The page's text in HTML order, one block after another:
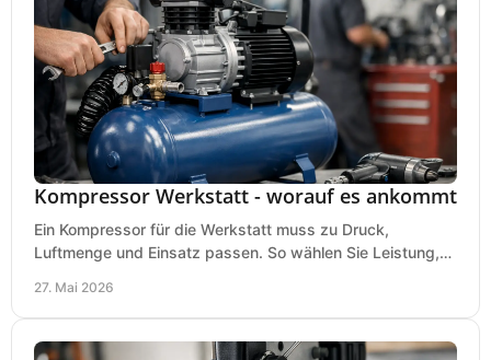
Kompressor Werkstatt - worauf es ankommt
Ein Kompressor für die Werkstatt muss zu Druck,
Luftmenge und Einsatz passen. So wählen Sie Leistung,
27. Mai 2026